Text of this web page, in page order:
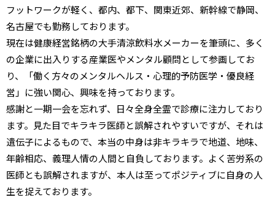
フットワークが軽く、都内、都下、関東近郊、新幹線で静岡、
名古屋でも勤務しております。
現在は健康経営銘柄の大手清涼飲料水メーカーを筆頭に、多く
の企業に出入りする産業医やメンタル顧問として参画してお
り、「働く方々のメンタルヘルス・心理的予防医学・優良経
営」に強い関心、興味を持っております。
感謝と一期一会を忘れず、日々全身全霊で診療に注力しており
ます。見た目でキラキラ医師と誤解されやすいですが、それは
遺伝子によるもので、本当の中身は非キラキラで地道、地味、
年齢相応、義理人情の人間と自負しております。よく苦労系の
医師とも誤解されますが、本人は至ってポジティブに自身の人
生を捉えております。